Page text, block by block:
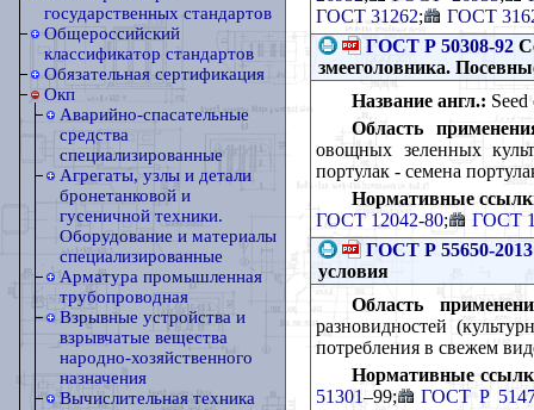
государственных стандартов
Общероссийский
классификатор стандартов
Обязательная сертификация
Окп
Аварийно-спасательные
средства
специализированные
Агрегаты, узлы и детали
бронетанковой и
гусеничной техники.
Оборудование и материалы
специализированные
Арматура промышленная
трубопроводная
Взрывные устройства и
взрывчатые вещества
народно-хозяйственного
назначения
Вычислительная техника
ГОСТ 31262;
ГОСТ
ГОСТ Р 50308-92
змееголовника.
Название англ.:
Область
овощных зеленных
портулак - семена
Нормативные
ГОСТ 12042-80;
ГОСТ
ГОСТ Р 55650-2013
условия
Область
разновидностей
потребления в свежем
Нормативные
51301–99;
ГОСТ Р